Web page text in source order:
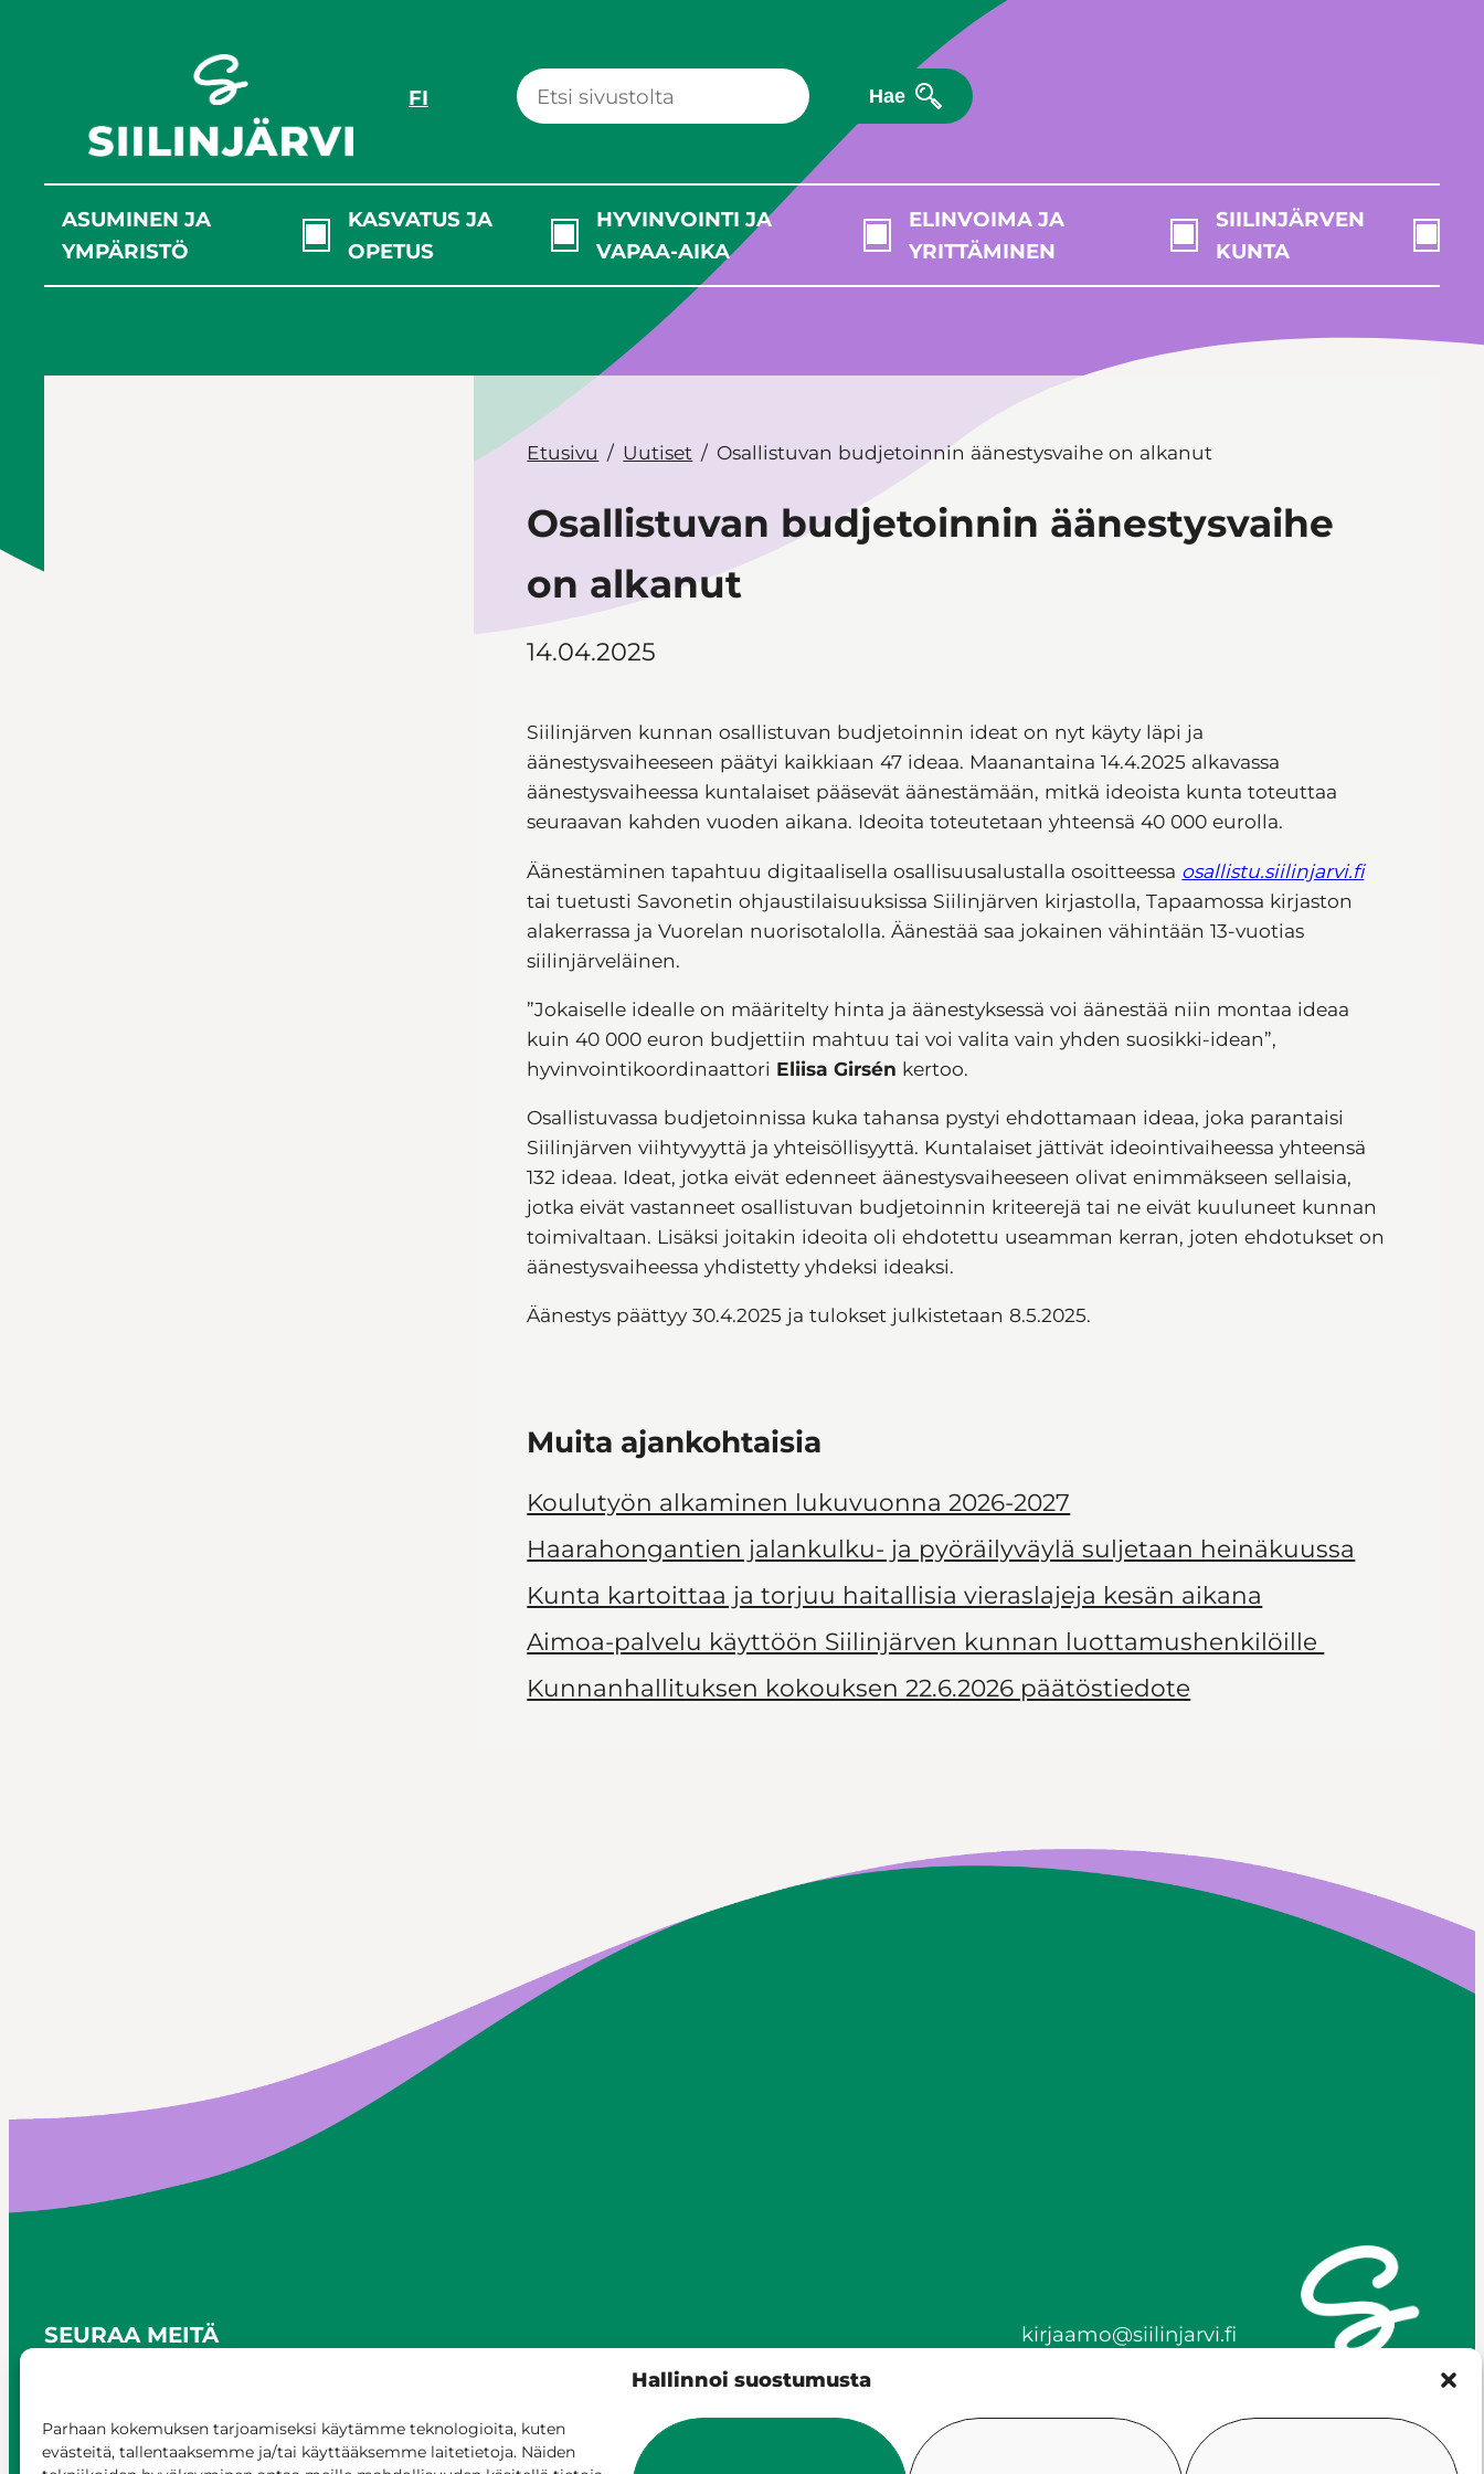
Hallinnoi suostumusta
Parhaan kokemuksen tarjoamiseksi käytämme teknologioita, kuten
evästeitä, tallentaaksemme ja/tai käyttääksemme laitetietoja. Näiden
FI Hae
ASUMINEN JA
YMPÄRISTÖ
KASVATUS JA
OPETUS
HYVINVOINTI JA
VAPAA-AIKA
ELINVOIMA JA
YRITTÄMINEN
SIILINJÄRVEN
KUNTA
Etusivu Uutiset Osallistuvan budjetoinnin äänestysvaihe on alkanut
Osallistuvan budjetoinnin äänestysvaihe
on alkanut
14.04.2025
Siilinjärven kunnan osallistuvan budjetoinnin ideat on nyt käyty läpi ja
äänestysvaiheeseen päätyi kaikkiaan 47 ideaa. Maanantaina 14.4.2025 alkavassa
äänestysvaiheessa kuntalaiset pääsevät äänestämään, mitkä ideoista kunta toteuttaa
seuraavan kahden vuoden aikana. Ideoita toteutetaan yhteensä 40 000 eurolla.
Äänestäminen tapahtuu digitaalisella osallisuusalustalla osoitteessa osallistu.siilinjarvi.fi
tai tuetusti Savonetin ohjaustilaisuuksissa Siilinjärven kirjastolla, Tapaamossa kirjaston
alakerrassa ja Vuorelan nuorisotalolla. Äänestää saa jokainen vähintään 13-vuotias
siilinjärveläinen.
”Jokaiselle idealle on määritelty hinta ja äänestyksessä voi äänestää niin montaa ideaa
kuin 40 000 euron budjettiin mahtuu tai voi valita vain yhden suosikki-idean”,
hyvinvointikoordinaattori Eliisa Girsén kertoo.
Osallistuvassa budjetoinnissa kuka tahansa pystyi ehdottamaan ideaa, joka parantaisi
Siilinjärven viihtyvyyttä ja yhteisöllisyyttä. Kuntalaiset jättivät ideointivaiheessa yhteensä
132 ideaa. Ideat, jotka eivät edenneet äänestysvaiheeseen olivat enimmäkseen sellaisia,
jotka eivät vastanneet osallistuvan budjetoinnin kriteerejä tai ne eivät kuuluneet kunnan
toimivaltaan. Lisäksi joitakin ideoita oli ehdotettu useamman kerran, joten ehdotukset on
äänestysvaiheessa yhdistetty yhdeksi ideaksi.
Äänestys päättyy 30.4.2025 ja tulokset julkistetaan 8.5.2025.
Muita ajankohtaisia
Koulutyön alkaminen lukuvuonna 2026-2027
Haarahongantien jalankulku- ja pyöräilyväylä suljetaan heinäkuussa
Kunta kartoittaa ja torjuu haitallisia vieraslajeja kesän aikana
Aimoa-palvelu käyttöön Siilinjärven kunnan luottamushenkilöille
Kunnanhallituksen kokouksen 22.6.2026 päätöstiedote
SEURAA MEITÄ
kirjaamo@siilinjarvi.fi
y-tunnus 0172718-0